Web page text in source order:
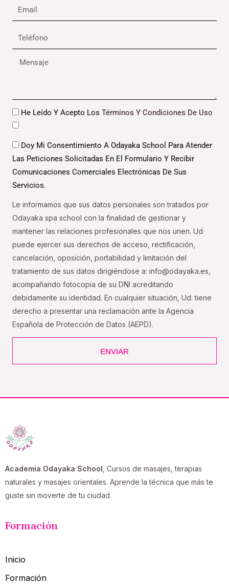
Email
Teléfono
Mensaje
DatosHe Leído Y Acepto Los Términos Y Condiciones De Uso
DatosDoy Mi Consentimiento A Odayaka School Para Atender
Las Peticiones Solicitadas En El Formulario Y Recibir
Comunicaciones Comerciales Electrónicas De Sus
Servicios.
Le informamos que sus datos personales son tratados por
Odayaka spa school con la finalidad de gestionar y
mantener las relaciones profesionales que nos unen. Ud
puede ejercer sus derechos de acceso, rectificación,
cancelación, oposición, portabilidad y limitación del
tratamiento de sus datos dirigiéndose a: info@odayaka.es,
acompañando fotocopia de su DNI acreditando
debidamente su identidad. En cualquier situación, Ud. tiene
derecho a presentar una reclamación ante la Agencia
Española de Protección de Datos (AEPD).
ENVIAR
Academia Odayaka School , Cursos de masajes, terapias
naturales y masajes orientales. Aprende la técnica que más te
guste sin moverte de tu ciudad.
Formación
Inicio
Formación